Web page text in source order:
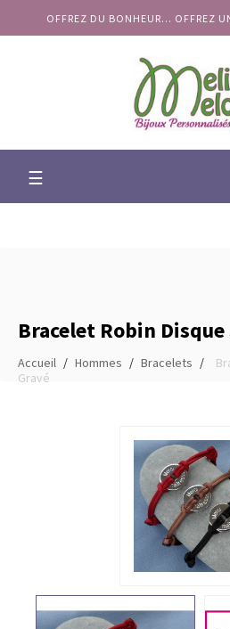
OFFREZ DU BONHEUR... OFFREZ
Basculer
☰
Bracelet Robin
Accueil Hommes Bracelets
Gravé